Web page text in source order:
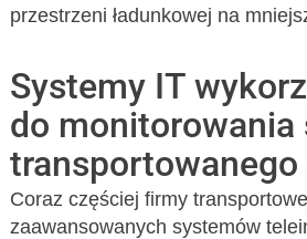
przestrzeni ładunkowej na
Systemy IT
do monitorowania
transportowanego
Coraz częściej firmy
zaawansowanych systemów